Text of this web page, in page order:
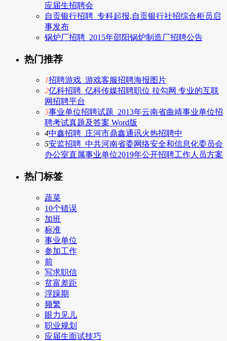
应届生招聘会
自贡银行招聘_专科起报,自贡银行社招综合柜员启
事发布
锅炉厂招聘_2015年邵阳锅炉制造厂招聘公告
热门推荐
1招聘游戏_游戏客服招聘海报图片
2亿科招聘_亿科传媒招聘职位 拉勾网 专业的互联
网招聘平台
3事业单位招聘试题_2013年云南省曲靖事业单位招
聘考试真题及答案 Word版
4中鑫招聘_庄河市鼎鑫通讯火热招聘中
5安监招聘_中共河南省委网络安全和信息化委员会
办公室直属事业单位2019年公开招聘工作人员方案
热门标签
蔬菜
10个错误
加班
标准
事业单位
参加工作
前
写求职信
贫富差距
浮躁期
频繁
眼力见儿
职业规划
应届生面试技巧